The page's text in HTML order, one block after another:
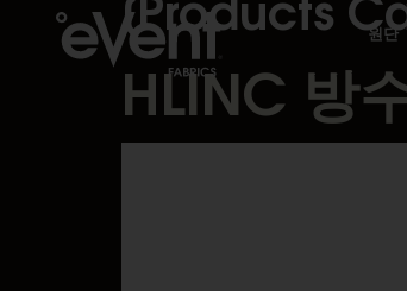
원단
HLINC 방